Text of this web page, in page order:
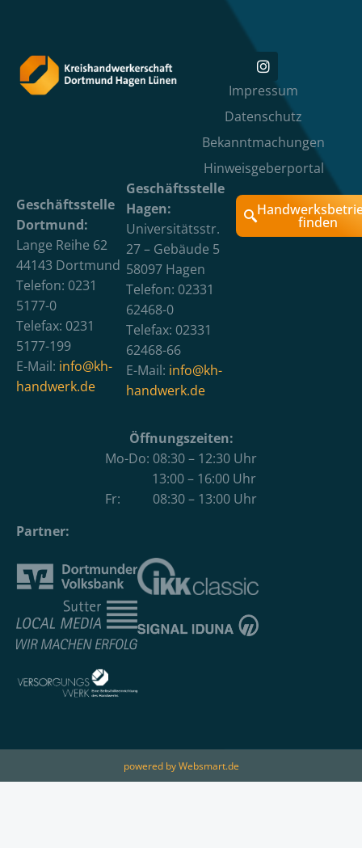
Impressum
Datenschutz
Bekanntmachungen
Hinweisgeberportal
Geschäftsstelle
Dortmund:
Lange Reihe 62
44143 Dortmund
Telefon: 0231
5177-0
Telefax: 0231
5177-199
E-Mail: info@kh-
handwerk.de
Geschäftsstelle
Hagen:
Universitätsstr.
27 – Gebäude 5
58097 Hagen
Telefon: 02331
62468-0
Telefax: 02331
62468-66
E-Mail: info@kh-
handwerk.de
finden
Öffnungszeiten:
Mo-Do: 08:30 – 12:30 Uhr
13:00 – 16:00 Uhr
Fr: 08:30 – 13:00 Uhr
Partner:
powered by Websmart.de